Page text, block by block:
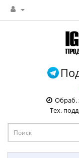
Обраб.
Тех.